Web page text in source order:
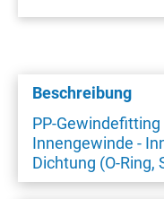
Beschreibung
PP-
Innengewinde -
Dichtung (O-Ring,